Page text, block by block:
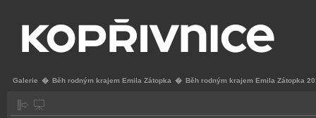
Galerie � Běh rodným krajem Emila Zátopka � Běh rodným krajem Emila Zátopka